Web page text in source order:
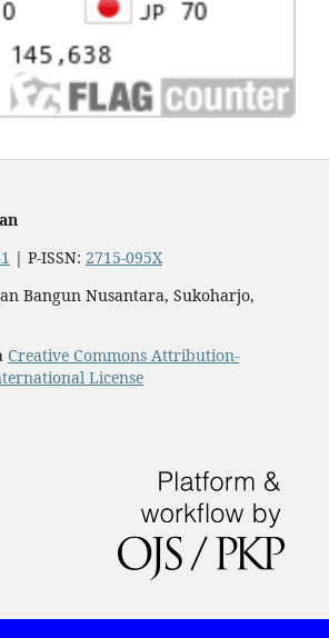
| P-ISSN: 2715-095X
Bangun Nusantara, Sukoharjo,
Creative Commons Attribution-
License